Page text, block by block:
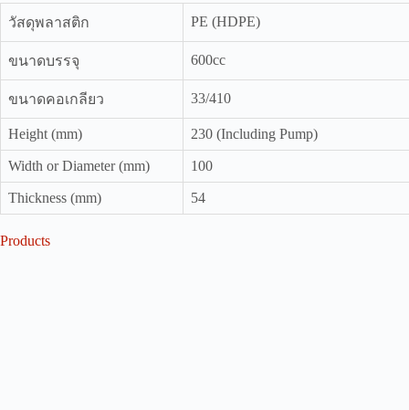
วัสดุพลาสติก PE (HDPE)
ขนาดบรรจุ 600cc
ขนาดคอเกลียว 33/410
Height (mm) 230 (Including Pump)
Width or Diameter (mm) 100
Thickness (mm) 54
Products